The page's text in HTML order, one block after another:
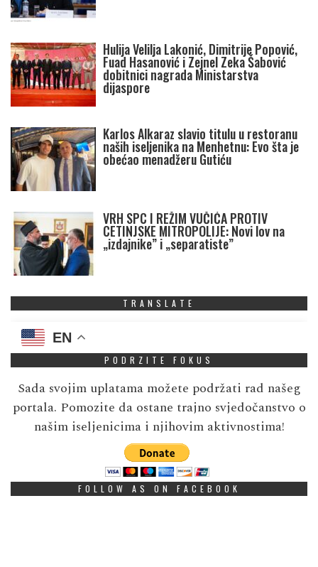
Hulija Velilja Lakonić, Dimitrije Popović,
Fuad Hasanović i Zejnel Zeka Šabović
dobitnici nagrada Ministarstva
dijaspore
Karlos Alkaraz slavio titulu u restoranu
naših iseljenika na Menhetnu: Evo šta je
obećao menadžeru Gutiću
VRH SPC I REŽIM VUČIĆA PROTIV
CETINJSKE MITROPOLIJE: Novi lov na
„izdajnike” i „separatiste”
TRANSLATE
EN
PODRZITE FOKUS
Sada svojim uplatama možete podržati rad našeg
portala. Pomozite da ostane trajno svjedočanstvo o
našim iseljenicima i njihovim aktivnostima!
FOLLOW AS ON FACEBOOK